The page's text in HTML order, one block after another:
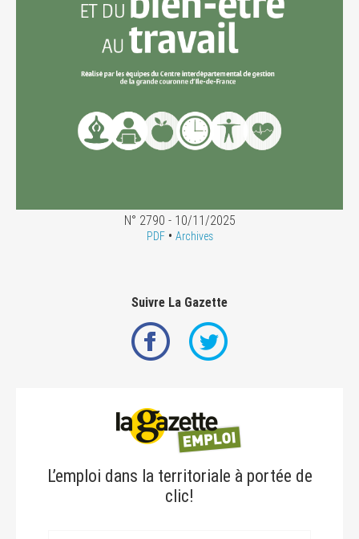
N° 2790 - 10/11/2025
PDF• Archives
Suivre La Gazette
L’emploi dans la territoriale à portée de
clic!